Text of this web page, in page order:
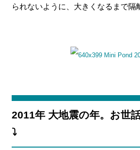
られないように、大きくなるまで隔
2011年 大地震の年。お世
⤵️